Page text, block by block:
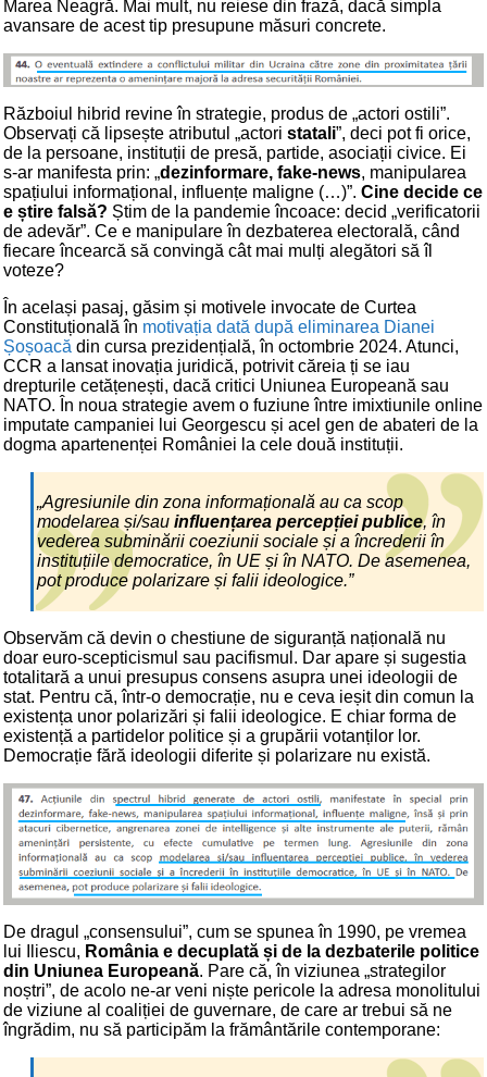
Marea Neagră. Mai mult, nu reiese din frază, dacă simpla
avansare de acest tip presupune măsuri concrete.
Războiul hibrid revine în strategie, produs de „actori ostili”.
Observați că lipsește atributul „actori statali”, deci pot fi orice,
de la persoane, instituții de presă, partide, asociații civice. Ei
s-ar manifesta prin: „dezinformare, fake-news, manipularea
spațiului informațional, influențe maligne (…)”. Cine decide ce
e știre falsă? Știm de la pandemie încoace: decid „verificatorii
de adevăr”. Ce e manipulare în dezbaterea electorală, când
fiecare încearcă să convingă cât mai mulți alegători să îl
voteze?
În același pasaj, găsim și motivele invocate de Curtea
Constituțională în motivația dată după eliminarea Dianei
Șoșoacă din cursa prezidențială, în octombrie 2024. Atunci,
CCR a lansat inovația juridică, potrivit căreia ți se iau
drepturile cetățenești, dacă critici Uniunea Europeană sau
NATO. În noua strategie avem o fuziune între imixtiunile online
imputate campaniei lui Georgescu și acel gen de abateri de la
dogma apartenenței României la cele două instituții.
„Agresiunile din zona informațională au ca scop
modelarea și/sau influențarea percepției publice, în
vederea subminării coeziunii sociale și a încrederii în
instituțiile democratice, în UE și în NATO. De asemenea,
pot produce polarizare și falii ideologice.”
Observăm că devin o chestiune de siguranță națională nu
doar euro-scepticismul sau pacifismul. Dar apare și sugestia
totalitară a unui presupus consens asupra unei ideologii de
stat. Pentru că, într-o democrație, nu e ceva ieșit din comun la
existența unor polarizări și falii ideologice. E chiar forma de
existență a partidelor politice și a grupării votanților lor.
Democrație fără ideologii diferite și polarizare nu există.
De dragul „consensului”, cum se spunea în 1990, pe vremea
lui Iliescu, România e decuplată și de la dezbaterile politice
din Uniunea Europeană. Pare că, în viziunea „strategilor
noștri”, de acolo ne-ar veni niște pericole la adresa monolitului
de viziune al coaliției de guvernare, de care ar trebui să ne
îngrădim, nu să participăm la frământările contemporane: